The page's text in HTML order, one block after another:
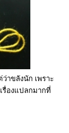
าขลังนัก เพราะ
องแปลกมากที่